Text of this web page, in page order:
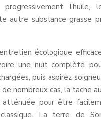
progressivement l’huile,
autre substance grasse
écologique
une nuit complète
puis aspirez
nombreux cas, la tache
atténuée pour être
La terre de